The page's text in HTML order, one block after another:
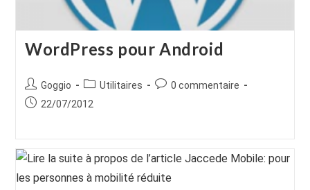
WordPress pour Android
Auteur/autrice
de
Goggio
Post
category:
Utilitaires
Commentaires
0 commentaire
Publication
22/07/2012